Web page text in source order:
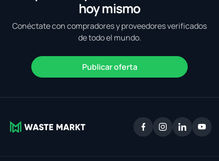
hoy mismo
Conéctate con compradores y proveedores verificados
de todo el mundo.
Publicar oferta